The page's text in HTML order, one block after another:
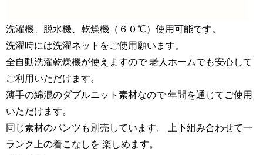
洗濯機、脱水機、乾燥機（６０℃）使用可能です。
洗濯時には洗濯ネットをご使用願います。
全自動洗濯乾燥機が使えますので 老人ホームでも安心して
ご利用いただけます。
薄手の綿混のダブルニット素材なので 年間を通じてご使用
いただけます。
同じ素材のパンツも別売しています。 上下組み合わせて一
ランク上の着こなしを 楽しめます。